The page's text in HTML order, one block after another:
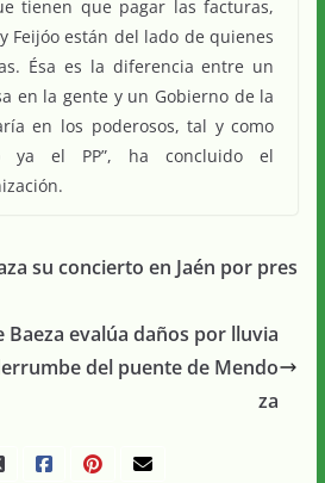
tienen que pagar las facturas,
Feijóo están del lado de quienes
Ésa es la diferencia entre un
en la gente y un Gobierno de la
en los poderosos, tal y como
ya el PP”, ha concluido el
su concierto en Jaén por pres
Baeza evalúa daños por lluvia
del puente de Mendo
za